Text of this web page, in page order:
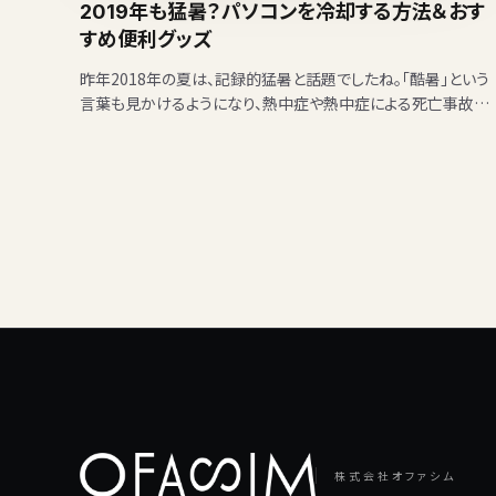
2019年も猛暑？パソコンを冷却する方法＆おす
すめ便利グッズ
昨年2018年の夏は、記録的猛暑と話題でしたね。「酷暑」という
言葉も見かけるようになり、熱中症や熱中症による死亡事故が
株式会社オファシム